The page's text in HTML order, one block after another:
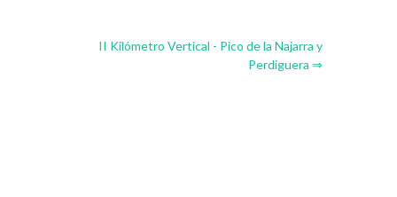
II Kilómetro Vertical - Pico de la Najarra y
Perdiguera ⇒